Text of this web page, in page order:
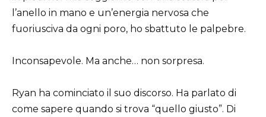
l’anello in mano e un’energia nervosa che
fuoriusciva da ogni poro, ho sbattuto le palpebre.
Inconsapevole. Ma anche… non sorpresa.
Ryan ha cominciato il suo discorso. Ha parlato di
come sapere quando si trova “quello giusto”. Di